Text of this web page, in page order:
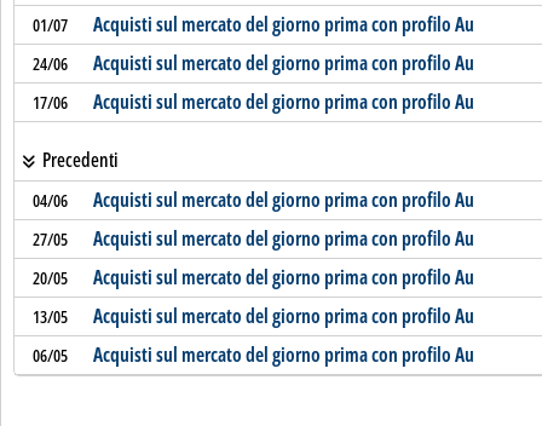
01/07 Acquisti sul mercato del giorno prima con profilo Au
24/06 Acquisti sul mercato del giorno prima con profilo Au
17/06 Acquisti sul mercato del giorno prima con profilo Au
Precedenti
04/06 Acquisti sul mercato del giorno prima con profilo Au
27/05 Acquisti sul mercato del giorno prima con profilo Au
20/05 Acquisti sul mercato del giorno prima con profilo Au
13/05 Acquisti sul mercato del giorno prima con profilo Au
06/05 Acquisti sul mercato del giorno prima con profilo Au